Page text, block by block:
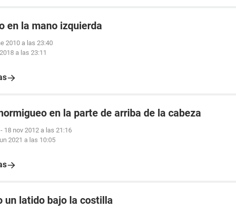
en la mano izquierda
2010 a las 23:40
a las 23:11
en la parte de arriba de la cabeza
- 18 nov 2012 a las 21:16
2021 a las 10:05
un latido bajo la costilla